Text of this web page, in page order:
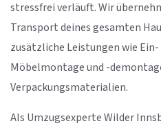
stressfrei verläuft. Wir
Transport deines gesamten
zusätzliche Leistungen wie Ein-
Möbelmontage und -
Verpackungsmaterialien.
Als Umzugsexperte Wilder